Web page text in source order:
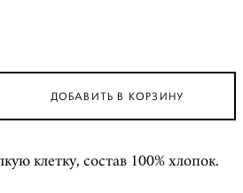
ДОБАВИТЬ В КОРЗИНУ
клетку, состав 100% хлопок.